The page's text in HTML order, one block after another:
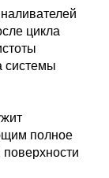
цикла
системы
полное
поверхности